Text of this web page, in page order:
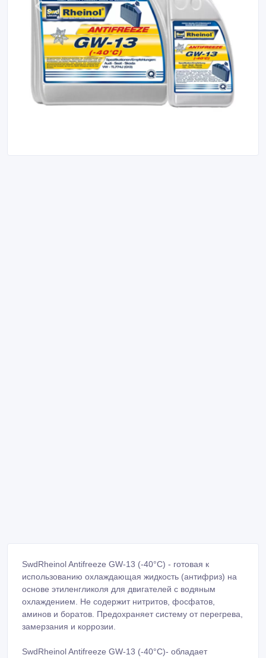
SwdRheinol Antifreeze GW-13 (-40°C) - готовая к
использованию охлаждающая жидкость (антифриз) на
основе этиленгликоля для двигателей с водяным
охлаждением. Не содержит нитритов, фосфатов,
аминов и боратов. Предохраняет систему от перегрева,
замерзания и коррозии.
SwdRheinol Antifreeze GW-13 (-40°C)- обладает